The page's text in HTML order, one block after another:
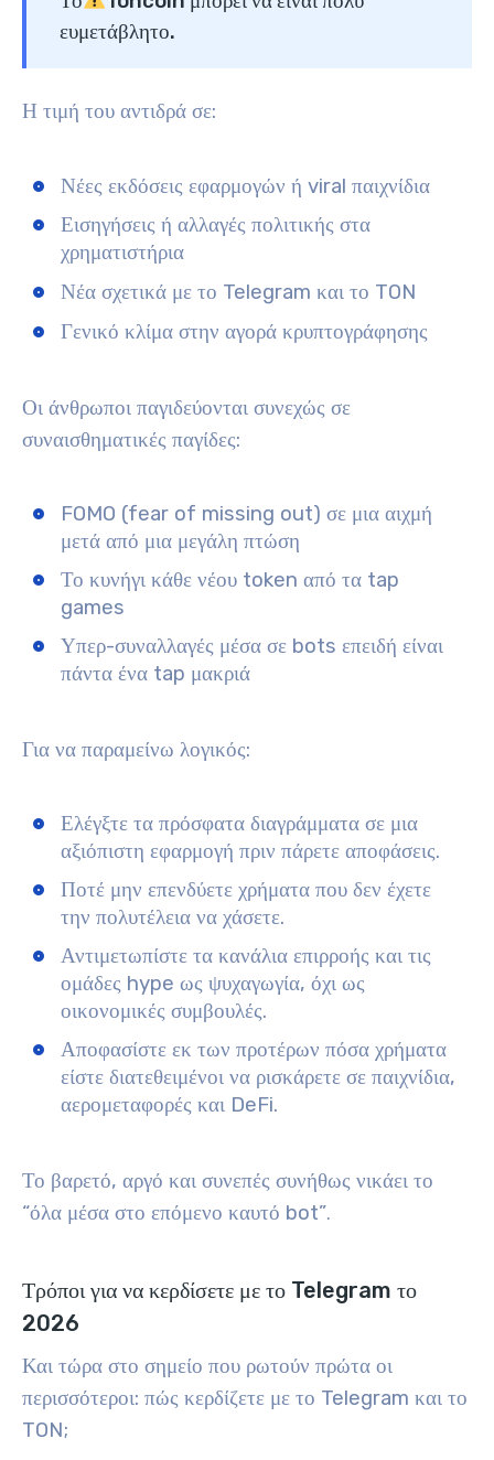
ευμετάβλητο.
Η τιμή του αντιδρά σε:
Νέες εκδόσεις εφαρμογών ή viral παιχνίδια
Εισηγήσεις ή αλλαγές πολιτικής στα
χρηματιστήρια
Νέα σχετικά με το Telegram και το TON
Γενικό κλίμα στην αγορά κρυπτογράφησης
Οι άνθρωποι παγιδεύονται συνεχώς σε
συναισθηματικές παγίδες:
FOMO (fear of missing out) σε μια αιχμή
μετά από μια μεγάλη πτώση
Το κυνήγι κάθε νέου token από τα tap
games
Υπερ-συναλλαγές μέσα σε bots επειδή είναι
πάντα ένα tap μακριά
Για να παραμείνω λογικός:
Ελέγξτε τα πρόσφατα διαγράμματα σε μια
αξιόπιστη εφαρμογή πριν πάρετε αποφάσεις.
Ποτέ μην επενδύετε χρήματα που δεν έχετε
την πολυτέλεια να χάσετε.
Αντιμετωπίστε τα κανάλια επιρροής και τις
ομάδες hype ως ψυχαγωγία, όχι ως
οικονομικές συμβουλές.
Αποφασίστε εκ των προτέρων πόσα χρήματα
είστε διατεθειμένοι να ρισκάρετε σε παιχνίδια,
αερομεταφορές και DeFi.
Το βαρετό, αργό και συνεπές συνήθως νικάει το
“όλα μέσα στο επόμενο καυτό bot”.
Τρόποι για να κερδίσετε με το Telegram το
2026
Και τώρα στο σημείο που ρωτούν πρώτα οι
περισσότεροι: πώς κερδίζετε με το Telegram και το
TON;